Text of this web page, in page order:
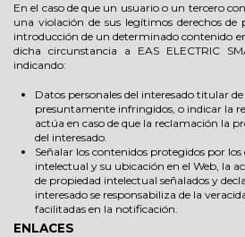
En el caso de que un usuario o un tercero
una violación de sus legítimos derechos
introducción de un determinado contenido
dicha circunstancia a EAS ELECTRIC
indicando:
Datos personales del interesado titular de
presuntamente infringidos, o indicar la
actúa en caso de que la reclamación la
del interesado.
Señalar los contenidos protegidos por los
intelectual y su ubicación en el Web, la
de propiedad intelectual señalados y
interesado se responsabiliza de la
facilitadas en la notificación.
ENLACES